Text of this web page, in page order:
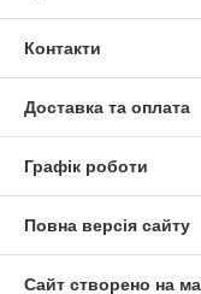
Контакти
Доставка та оплата
Графік роботи
Повна версія сайту
Сайт створено на